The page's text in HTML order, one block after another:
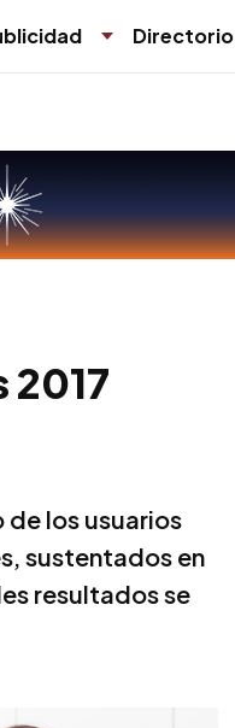
Directorio
de los usuarios
sustentados en
resultados se